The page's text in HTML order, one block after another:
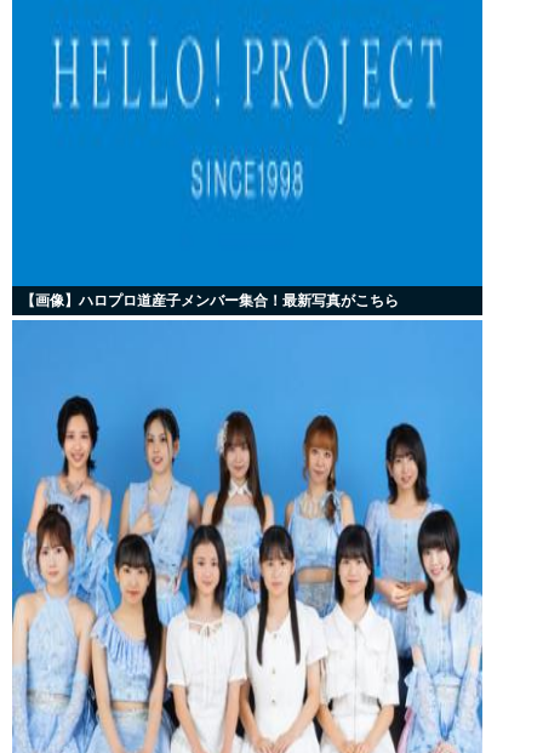
【画像】ハロプロ道産子メンバー集合！最新写真がこちら